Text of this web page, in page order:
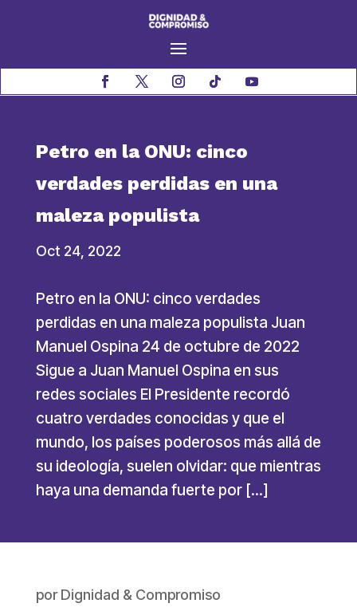
Petro en la ONU: cinco
verdades perdidas en una
maleza populista
Oct 24, 2022
Petro en la ONU: cinco verdades
perdidas en una maleza populista Juan
Manuel Ospina 24 de octubre de 2022
Sigue a Juan Manuel Ospina en sus
redes sociales El Presidente recordó
cuatro verdades conocidas y que el
mundo, los países poderosos más allá de
su ideología, suelen olvidar: que mientras
haya una demanda fuerte por […]
porDignidad & Compromiso